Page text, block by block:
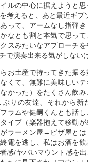
ルの中心に据えようと
考えると、あと最近ギブ
って、アームなし指弾き
なとも割と本気で思っ
スみたいなアプローチ
で演奏出来る気がしない
お土産で持ってきた振る
くて、無難に美味しいテ
かった）をたくさん飲
ぶりの友達、それから新
ラムや健嗣くんとも話し
イプ（楽器抱えて移動
ラーメン屋→ピザ屋とは
電を逃し、私はお酒を飲
感/ヤバいマウント感を